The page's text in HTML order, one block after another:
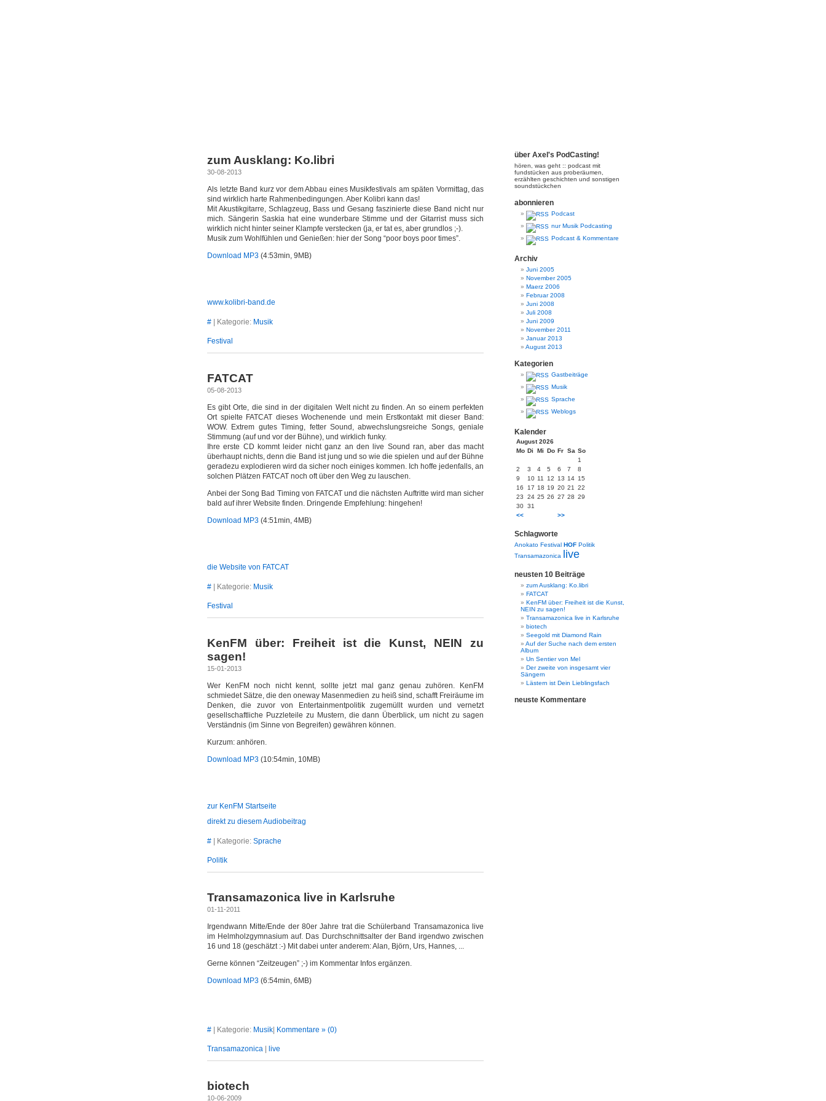
zum Ausklang: Ko.libri
30-08-2013
Als letzte Band kurz vor dem Abbau eines Musikfestivals am späten Vormittag, das
sind wirklich harte Rahmenbedingungen. Aber Kolibri kann das!
Mit Akustikgitarre, Schlagzeug, Bass und Gesang faszinierte diese Band nicht nur
mich. Sängerin Saskia hat eine wunderbare Stimme und der Gitarrist muss sich
wirklich nicht hinter seiner Klampfe verstecken (ja, er tat es, aber grundlos ;-).
Musik zum Wohlfühlen und Genießen: hier der Song “poor boys poor times”.
Download MP3 (4:53min, 9MB)
www.kolibri-band.de
# | Kategorie: Musik
Festival
FATCAT
05-08-2013
Es gibt Orte, die sind in der digitalen Welt nicht zu finden. An so einem perfekten
Ort spielte FATCAT dieses Wochenende und mein Erstkontakt mit dieser Band:
WOW. Extrem gutes Timing, fetter Sound, abwechslungsreiche Songs, geniale
Stimmung (auf und vor der Bühne), und wirklich funky.
Ihre erste CD kommt leider nicht ganz an den live Sound ran, aber das macht
überhaupt nichts, denn die Band ist jung und so wie die spielen und auf der Bühne
geradezu explodieren wird da sicher noch einiges kommen. Ich hoffe jedenfalls, an
solchen Plätzen FATCAT noch oft über den Weg zu lauschen.
Anbei der Song Bad Timing von FATCAT und die nächsten Auftritte wird man sicher
bald auf ihrer Website finden. Dringende Empfehlung: hingehen!
Download MP3 (4:51min, 4MB)
die Website von FATCAT
# | Kategorie: Musik
Festival
KenFM über: Freiheit ist die Kunst, NEIN zu
sagen!
15-01-2013
Wer KenFM noch nicht kennt, sollte jetzt mal ganz genau zuhören. KenFM
schmiedet Sätze, die den oneway Masenmedien zu heiß sind, schafft Freiräume im
Denken, die zuvor von Entertainmentpolitik zugemüllt wurden und vernetzt
gesellschaftliche Puzzleteile zu Mustern, die dann Überblick, um nicht zu sagen
Verständnis (im Sinne von Begreifen) gewähren können.
Kurzum: anhören.
Download MP3 (10:54min, 10MB)
zur KenFM Startseite
direkt zu diesem Audiobeitrag
# | Kategorie: Sprache
Politik
Transamazonica live in Karlsruhe
01-11-2011
Irgendwann Mitte/Ende der 80er Jahre trat die Schülerband Transamazonica live
im Helmholzgymnasium auf. Das Durchschnittsalter der Band irgendwo zwischen
16 und 18 (geschätzt :-) Mit dabei unter anderem: Alan, Björn, Urs, Hannes, ...
Gerne können “Zeitzeugen” ;-) im Kommentar Infos ergänzen.
Download MP3 (6:54min, 6MB)
# | Kategorie: Musik Kommentare » (0)
Transamazonica live
biotech
10-06-2009
über Axel's PodCasting!
hören, was geht :: podcast mit
fundstücken aus proberäumen,
erzählten geschichten und sonstigen
soundstückchen
abonnieren
Podcast
nur Musik Podcasting
Podcast & Kommentare
Archiv
Juni 2005
November 2005
Maerz 2006
Februar 2008
Juni 2008
Juli 2008
Juni 2009
November 2011
Januar 2013
August 2013
Kategorien
Gastbeiträge
Musik
Sprache
Weblogs
Kalender
August 2026
Mo Di Mi Do Fr Sa So
1
2
3 4 5 6 7
8
9
10 11 12 13 14 15
16
17 18 19 20 21
22
23
24 25 26 27 28 29
30 31
<<
>>
Schlagworte
Anokato Festival HOF Politik
Transamazonica
live
neusten 10 Beiträge
zum Ausklang: Ko.libri
FATCAT
KenFM über: Freiheit ist die Kunst,
NEIN zu sagen!
Transamazonica live in Karlsruhe
biotech
Seegold mit Diamond Rain
Auf der Suche nach dem ersten
Album
Un Sentier von Mel
Der zweite von insgesamt vier
Sängern
Lästern ist Dein Lieblingsfach
neuste Kommentare